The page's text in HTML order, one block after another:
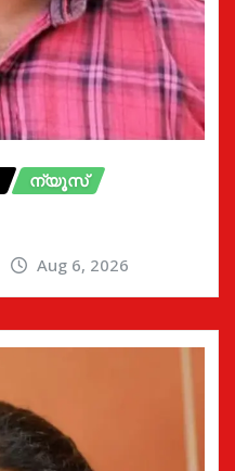
ന്യൂസ്
Aug 6, 2026